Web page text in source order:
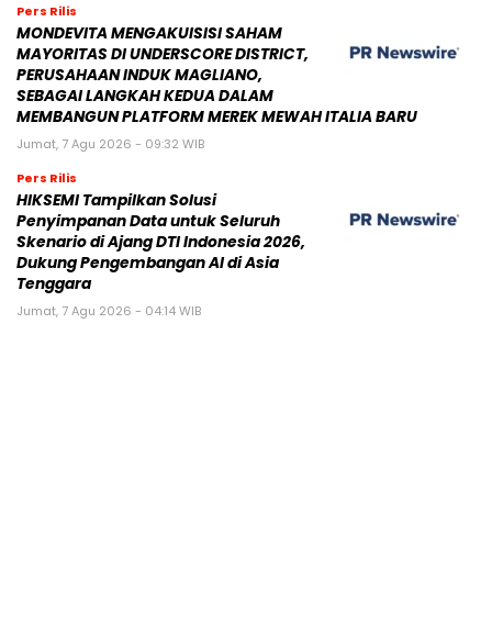
Pers Rilis
MONDEVITA MENGAKUISISI SAHAM
MAYORITAS DI UNDERSCORE DISTRICT,
PERUSAHAAN INDUK MAGLIANO,
SEBAGAI LANGKAH KEDUA DALAM
MEMBANGUN PLATFORM MEREK MEWAH ITALIA BARU
Jumat, 7 Agu 2026 - 09:32 WIB
Pers Rilis
HIKSEMI Tampilkan Solusi
Penyimpanan Data untuk Seluruh
Skenario di Ajang DTI Indonesia 2026,
Dukung Pengembangan AI di Asia
Tenggara
Jumat, 7 Agu 2026 - 04:14 WIB